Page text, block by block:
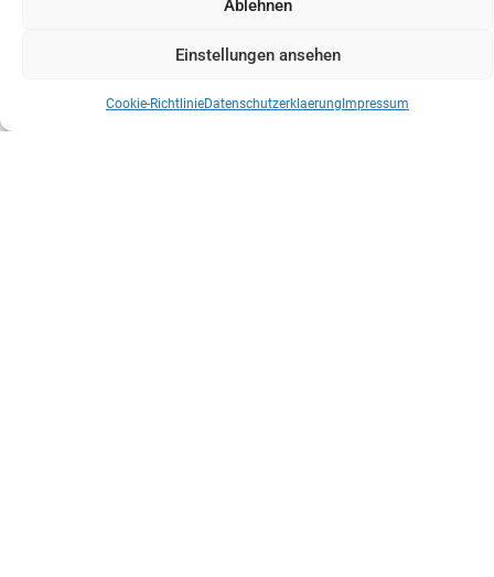
Ablehnen
Einstellungen ansehen
Cookie-RichtlinieDatenschutzerklaerung Impressum